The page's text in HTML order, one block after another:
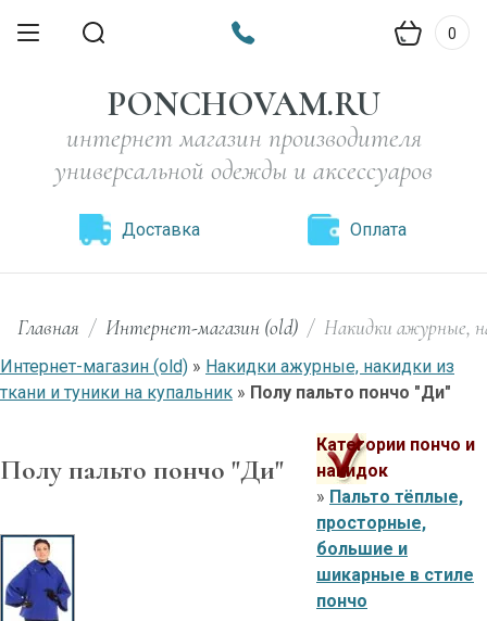
0
PONCHOVAM.RU
интернет магазин производителя
универсальной одежды и аксессуаров
Доставка Оплата
Главная / Интернет-магазин (old) / Накидки ажурные,
Интернет-магазин (old) » Накидки ажурные, накидки из
ткани и туники на купальник » Полу пальто пончо "Ди"
Полу пальто пончо "Ди"
Категории пончо и
накидок
» Пальто тёплые,
просторные,
большие и
шикарные в стиле
пончо